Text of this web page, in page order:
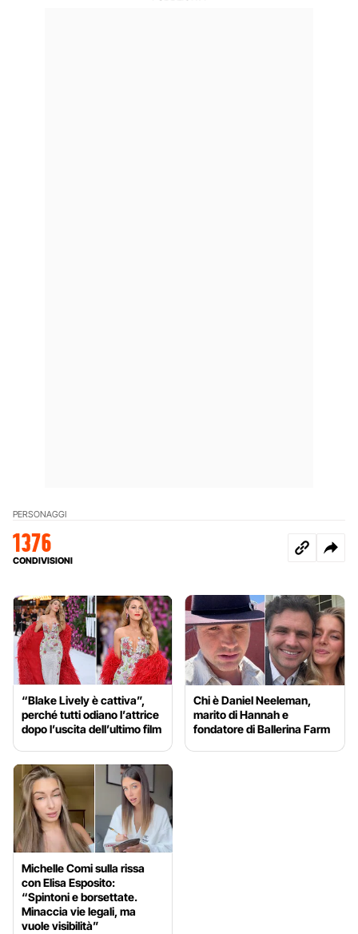
PERSONAGGI
1376
CONDIVISIONI
“Blake Lively è cattiva”,
perché tutti odiano l’attrice
dopo l’uscita dell’ultimo film
Chi è Daniel Neeleman,
marito di Hannah e
fondatore di Ballerina Farm
Michelle Comi sulla rissa
con Elisa Esposito:
“Spintoni e borsettate.
Minaccia vie legali, ma
vuole visibilità”